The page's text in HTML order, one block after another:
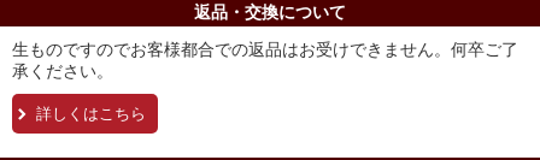
返品・交換について
生ものですのでお客様都合での返品はお受けできません。何卒ご了
承ください。
詳しくはこちら